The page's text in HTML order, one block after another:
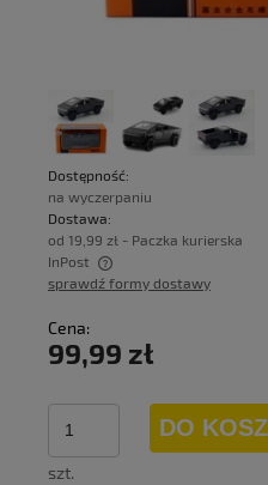
Dostępność:
na wyczerpaniu
Dostawa:
od 19,99 zł - Paczka kurierska
InPost
Cena nie zawiera
sprawdź formy dostawy
Cena:
99,99 zł
szt.
DO